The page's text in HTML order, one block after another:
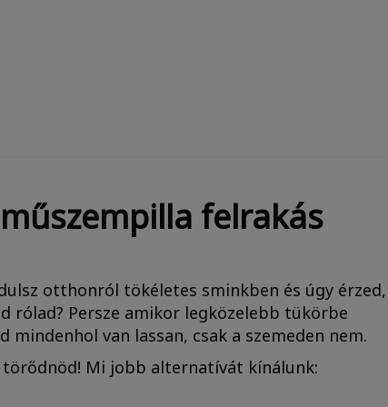
felrakás
otthonról tökéletes sminkben és úgy érzed,
rólad? Persze amikor legközelebb tükörbe
van lassan, csak a szemeden nem.
Mi jobb alternatívát kínálunk: